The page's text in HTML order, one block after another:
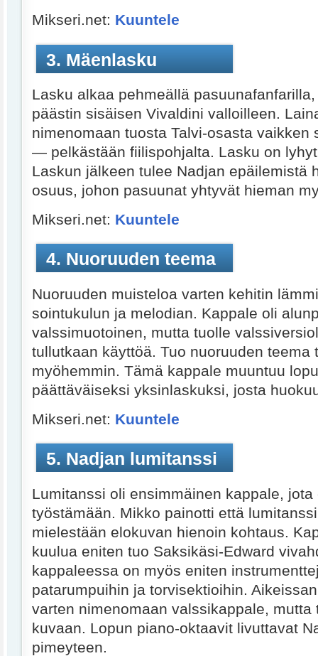
Mikseri.net: Kuuntele
3. Mäenlasku
Lasku alkaa pehmeällä
päästin sisäisen Vivaldini valloilleen.
nimenomaan tuosta Talvi-osasta vaikken
— pelkästään fiilispohjalta. Lasku on
Laskun jälkeen tulee Nadjan epäilemistä
osuus, johon pasuunat yhtyvät hieman
Mikseri.net: Kuuntele
4. Nuoruuden teema
Nuoruuden muisteloa varten kehitin
sointukulun ja melodian. Kappale oli
valssimuotoinen, mutta tuolle
tullutkaan käyttöä. Tuo nuoruuden teema
myöhemmin. Tämä kappale muuntuu
päättäväiseksi yksinlaskuksi, josta
Mikseri.net: Kuuntele
5. Nadjan lumitanssi
Lumitanssi oli ensimmäinen kappale,
työstämään. Mikko painotti että
mielestään elokuvan hienoin kohtaus.
kuulua eniten tuo Saksikäsi-Edward
kappaleessa on myös eniten
patarumpuihin ja torvisektioihin.
varten nimenomaan valssikappale, mutta
kuvaan. Lopun piano-oktaavit livuttavat
pimeyteen.